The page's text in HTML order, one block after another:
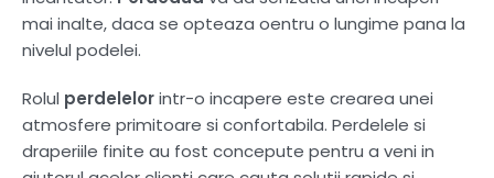
mai inalte, daca se opteaza oentru o lungime pana la
nivelul podelei.
Rolul perdelelorintr-o incapere este crearea unei
atmosfere primitoare si confortabila. Perdelele si
draperiile finite au fost concepute pentru a veni in